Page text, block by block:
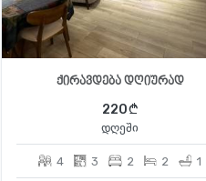
ქირავდება დღიურად
220
დღეში
4 3 2 2 1